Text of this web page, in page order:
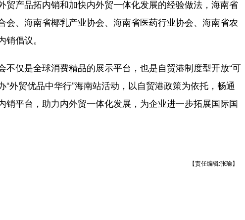
贸产品拓内销和加快内外贸一体化发展的经验做法，海南省
会、海南省椰乳产业协会、海南省医药行业协会、海南省农
倡议。
仅是全球消费精品的展示平台，也是自贸港制度型开放“可
“外贸优品中华行”海南站活动，以自贸港政策为依托，畅通
销平台，助力内外贸一体化发展，为企业进一步拓展国际国
【责任编辑:张瑜】